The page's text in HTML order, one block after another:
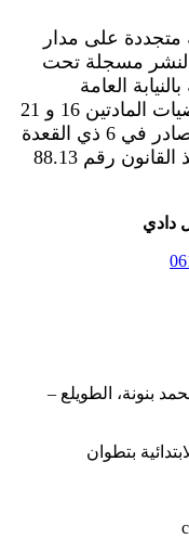
متجددة على مدار
مسجلة تحت
العامة
طبقا لمقتضيات المادتين 16 و 21
من الظهير الشريف رقم 122.16.1 الصادر في 6 ذي القعدة
1437 الموافق ل 10 غشت 2016 بتنفيذ القانون رقم 88.13
دادي